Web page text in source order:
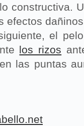
constructiva.
efectos
el
los rizos
las puntas